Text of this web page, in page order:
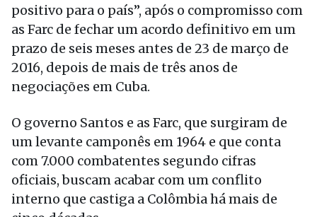
positivo para o país”, após o compromisso com
as Farc de fechar um acordo definitivo em um
prazo de seis meses antes de 23 de março de
2016, depois de mais de três anos de
negociações em Cuba.
O governo Santos e as Farc, que surgiram de
um levante camponês em 1964 e que conta
com 7.000 combatentes segundo cifras
oficiais, buscam acabar com um conflito
interno que castiga a Colômbia há mais de